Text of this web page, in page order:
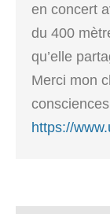
en concert
du 400
qu’elle
Merci mon
https://